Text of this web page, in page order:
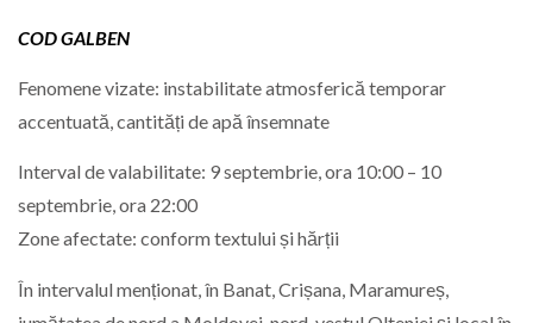
COD GALBEN
Fenomene vizate: instabilitate atmosferică temporar
accentuată, cantități de apă însemnate
Interval de valabilitate: 9 septembrie, ora 10:00 – 10
septembrie, ora 22:00
Zone afectate: conform textului și hărții
În intervalul menționat, în Banat, Crișana, Maramureș,